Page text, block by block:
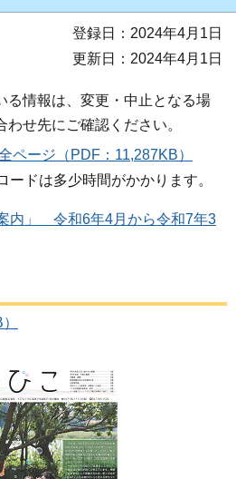
登録日：2024年4月1日
更新日：2024年4月1日
る情報は、変更・中止となる場
せ先にご確認ください。
ページ（PDF：11,287KB）
ドは多少時間がかかります。
内」 令和6年4月から令和7年3